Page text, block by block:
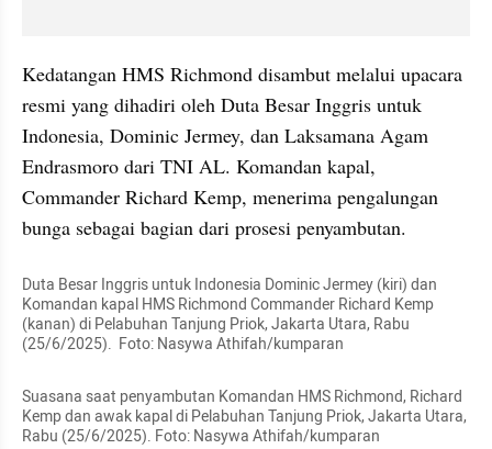
Kedatangan HMS Richmond disambut melalui upacara
resmi yang dihadiri oleh Duta Besar Inggris untuk
Indonesia, Dominic Jermey, dan Laksamana Agam
Endrasmoro dari TNI AL. Komandan kapal,
Commander Richard Kemp, menerima pengalungan
bunga sebagai bagian dari prosesi penyambutan.
Duta Besar Inggris untuk Indonesia Dominic Jermey (kiri) dan
Komandan kapal HMS Richmond Commander Richard Kemp
(kanan) di Pelabuhan Tanjung Priok, Jakarta Utara, Rabu
(25/6/2025).  Foto: Nasywa Athifah/kumparan
Suasana saat penyambutan Komandan HMS Richmond, Richard
Kemp dan awak kapal di Pelabuhan Tanjung Priok, Jakarta Utara,
Rabu (25/6/2025). Foto: Nasywa Athifah/kumparan